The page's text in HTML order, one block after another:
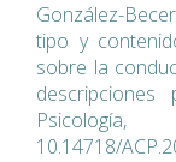
González-
tipo y
sobre la
descripciones
10.14718/